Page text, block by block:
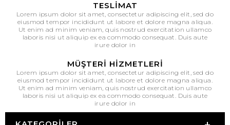
TESLIMAT
Lorem ipsum dolor sit amet, consectetur adipiscing elit, sed do
eiusmod tempor incididunt ut labore et dolore magna aliqua.
Ut enim ad minim veniam, quis nostrud exercitation ullamco
laboris nisi ut aliquip ex ea commodo consequat. Duis aute
irure dolor in
MÜŞTERI HIZMETLERI
Lorem ipsum dolor sit amet, consectetur adipiscing elit, sed do
eiusmod tempor incididunt ut labore et dolore magna aliqua.
Ut enim ad minim veniam, quis nostrud exercitation ullamco
laboris nisi ut aliquip ex ea commodo consequat. Duis aute
irure dolor in